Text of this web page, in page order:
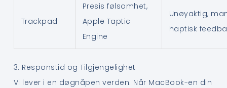
Trackpad
Presis følsomhet,
Apple Taptic
Engine
Unøyaktig,
haptisk
3. Responstid og Tilgjengelighet
Vi lever i en døgnåpen verden. Når MacBook-en din